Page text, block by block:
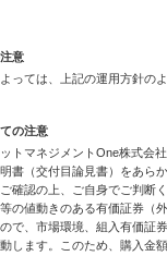
意
っては、上記の運用方針の
の注意
トマネジメントOne株式会
書（交付目論見書）をあら
確認の上、ご自身でご判断く
の値動きのある有価証券（
で、市場環境、組入有価証
します。このため、購入金